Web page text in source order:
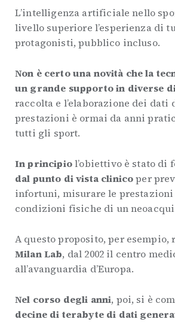
L’intelligenza artificiale nello
livello superiore l’esperienza di
protagonisti, pubblico incluso.
Non è certo una novità che la
un grande supporto in diverse
raccolta e l’elaborazione dei dati
prestazioni è ormai da anni
tutti gli sport.
In principiol’obiettivo è stato di
dal punto di vista clinicoper
infortuni, misurare le
condizioni fisiche di un
A questo proposito, per
Milan Lab, dal 2002 il centro
all’avanguardia d’Europa.
Nel corso degli anni, poi, si è
decine di terabyte di dati